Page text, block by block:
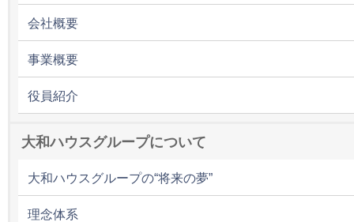
会社概要
事業概要
役員紹介
大和ハウスグループについて
大和ハウスグループの“将来の夢”
理念体系